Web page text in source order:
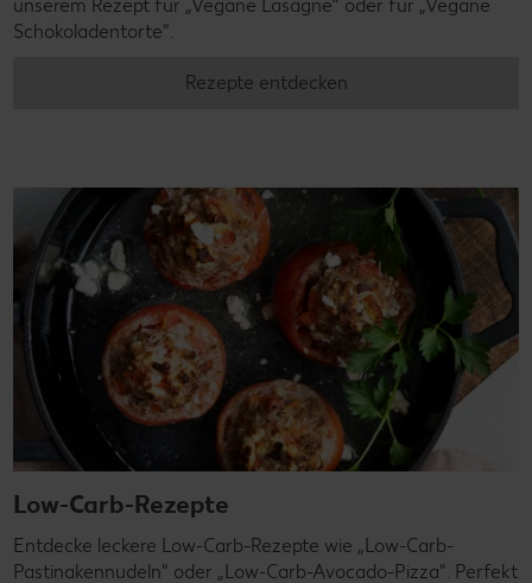
unserem Rezept für „Vegane Lasagne“ oder für „Vegane
Schokoladentorte“.
Rezepte entdecken
Low-Carb-Rezepte
Entdecke leckere Low-Carb-Rezepte wie „Low-Carb-
Pastinakennudeln" oder „Low-Carb-Avocado-Pizza". Perfekt